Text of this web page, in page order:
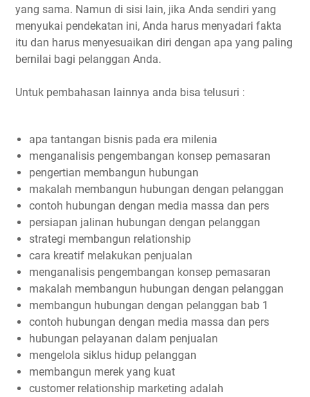
yang sama. Namun di sisi lain, jika Anda sendiri yang
menyukai pendekatan ini, Anda harus menyadari fakta
itu dan harus menyesuaikan diri dengan apa yang paling
bernilai bagi pelanggan Anda.
Untuk pembahasan lainnya anda bisa telusuri :
apa tantangan bisnis pada era milenia
menganalisis pengembangan konsep pemasaran
pengertian membangun hubungan
makalah membangun hubungan dengan pelanggan
contoh hubungan dengan media massa dan pers
persiapan jalinan hubungan dengan pelanggan
strategi membangun relationship
cara kreatif melakukan penjualan
menganalisis pengembangan konsep pemasaran
makalah membangun hubungan dengan pelanggan
membangun hubungan dengan pelanggan bab 1
contoh hubungan dengan media massa dan pers
hubungan pelayanan dalam penjualan
mengelola siklus hidup pelanggan
membangun merek yang kuat
customer relationship marketing adalah